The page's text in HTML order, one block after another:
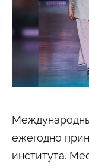
Студенту
Военно-учетный
Полезные ссылки
Центр правовой
Новости и
Фотогалерея
Второе
ежегодно
института.